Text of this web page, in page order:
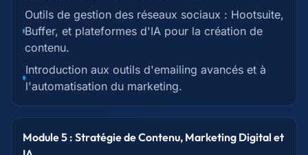
Outils de gestion des réseaux sociaux : Hootsuite,
Buffer, et plateformes d'IA pour la création de
contenu.
Introduction aux outils d'emailing avancés et à
l'automatisation du marketing.
Module 5 : Stratégie de Contenu, Marketing Digital et